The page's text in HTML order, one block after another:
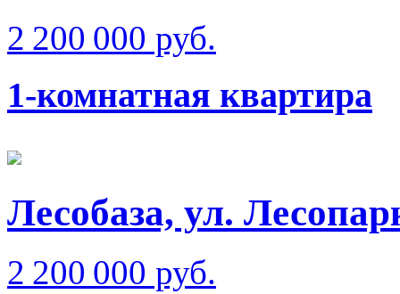
2 200 000 руб.
1-комнатная квартира
Лесобаза, ул.
2 200 000 руб.